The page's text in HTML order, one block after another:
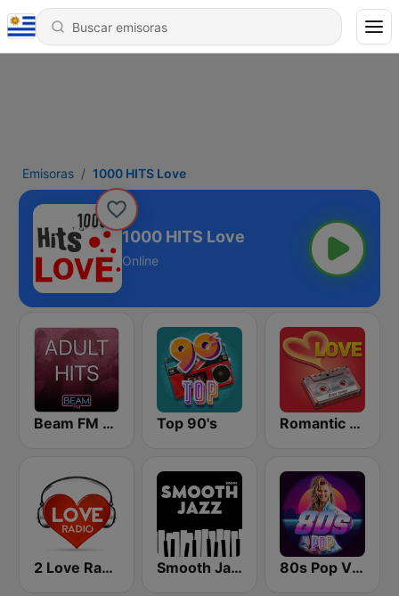
Emisoras 1000 HITS Love
1000 HITS Love
Online
Beam FM - Adult Hits Top 90's Romantic Vibes
2 Love Radio Smooth Jazz - Groov 80s Pop Vibes